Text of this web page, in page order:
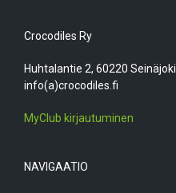
Crocodiles Ry
Huhtalantie 2, 60220 Seinäjoki
info(a)crocodiles.fi
MyClub kirjautuminen
NAVIGAATIO